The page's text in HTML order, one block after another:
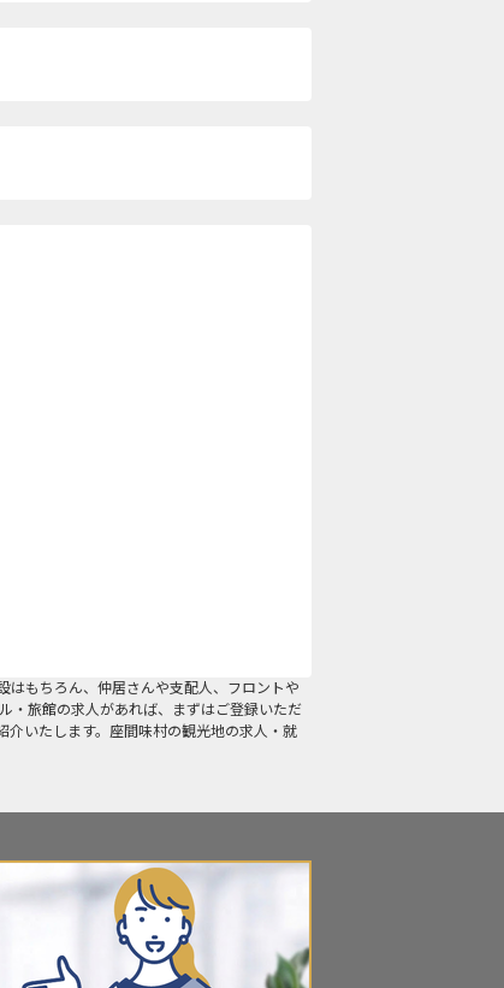
はもちろん、仲居さんや支配人、フロントや
・旅館の求人があれば、まずはご登録いただ
いたします。座間味村の観光地の求人・就